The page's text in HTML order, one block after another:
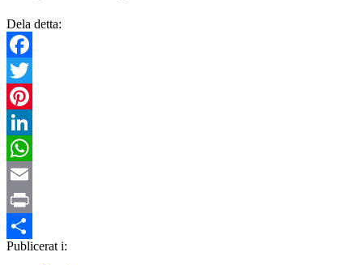
Dela detta:
Facebook
Twitter
Pinterest
LinkedIn
WhatsApp
Email
Print
Dela
Publicerat i: